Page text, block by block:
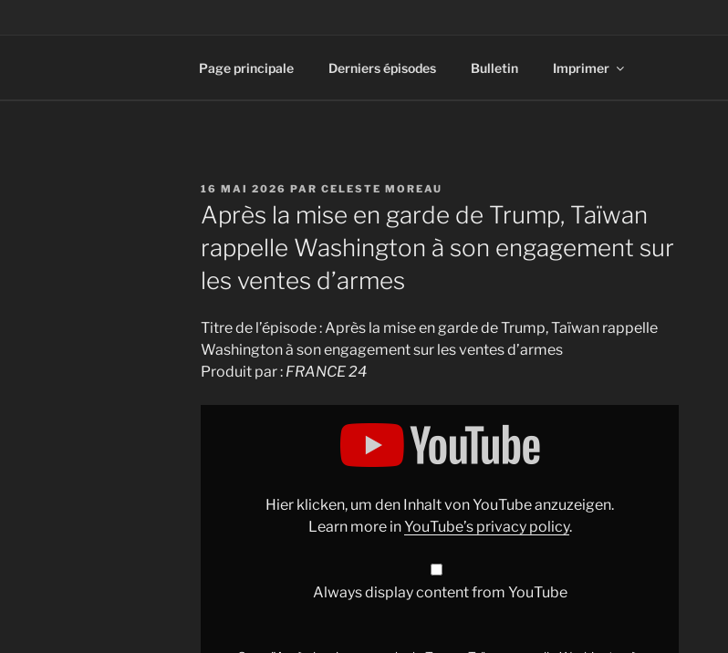
Page principale Derniers épisodes Bulletin Imprimer
PUBLIÉ
LE
16 MAI 2026 PAR CELESTE MOREAU
Après la mise en garde de Trump, Taïwan
rappelle Washington à son engagement sur
les ventes d’armes
Titre de l’épisode : Après la mise en garde de Trump, Taïwan rappelle
Washington à son engagement sur les ventes d’armes
Produit par : FRANCE 24
Hier klicken, um den Inhalt von YouTube anzuzeigen.
Learn more inYouTube’s privacy policy.
Always display content from YouTube